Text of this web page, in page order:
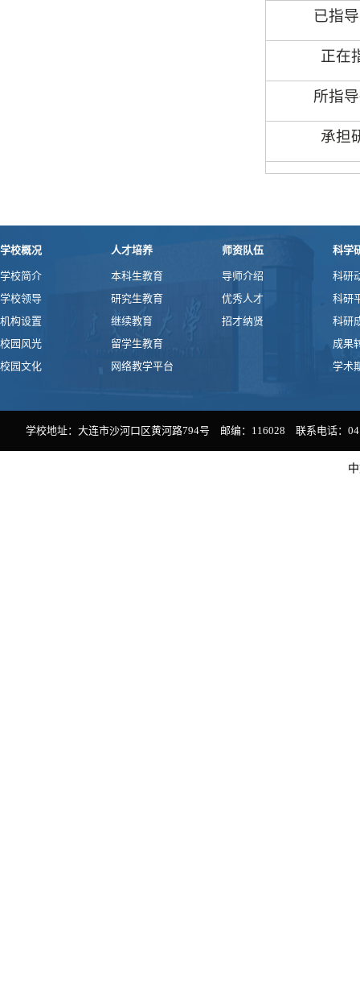
已指
正在
所指
承担
学校概况
学校简介
学校领导
机构设置
校园风光
校园文化
人才培养
本科生教育
研究生教育
继续教育
留学生教育
网络教学平台
师资队伍
导师介绍
优秀人才
招才纳贤
科学
科研
科研
科研
成果
学术
学校地址：大连市沙河口区黄河路794号 邮编：116028 联系电话：